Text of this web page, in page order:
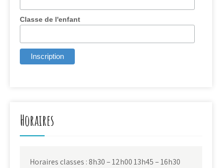
Classe de l'enfant
Horaires
Horaires classes : 8h30 – 12h00 13h45 – 16h30